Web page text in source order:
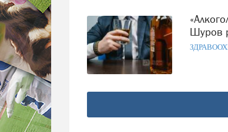
«Алкогольных долгожителей» не существует: психиатр
Шуров